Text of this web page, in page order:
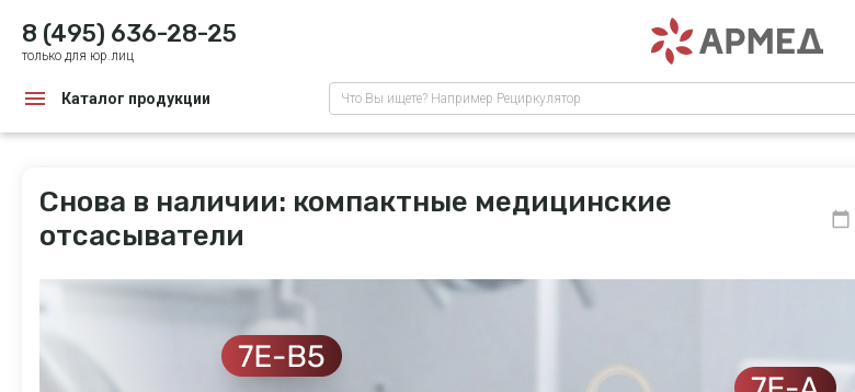
8 (495) 636-28-25
только для юр.лиц
Каталог продукции Что Вы ищете? Например Рециркулятор
Снова в наличии: компактные медицинские
отсасыватели